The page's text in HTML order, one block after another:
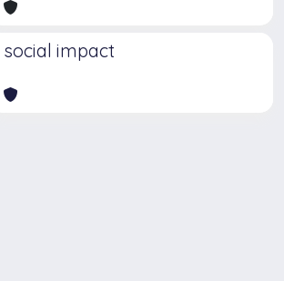
social impact